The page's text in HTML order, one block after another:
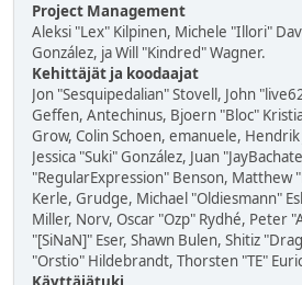
Project Management
Aleksi "Lex" Kilpinen, Michele "Illori"
González, ja Will "Kindred" Wagner.
Kehittäjät ja koodaajat
Jon "Sesquipedalian" Stovell, John
Geffen, Antechinus, Bjoern "Bloc"
Grow, Colin Schoen, emanuele, Hendrik
Jessica "Suki" González, Juan
"RegularExpression" Benson, Matthew
Kerle, Grudge, Michael "Oldiesmann"
Miller, Norv, Oscar "Ozp" Rydhé, Peter
"[SiNaN]" Eser, Shawn Bulen, Shitiz
"Orstio" Hildebrandt, Thorsten "TE"